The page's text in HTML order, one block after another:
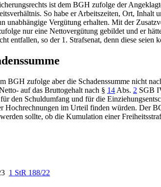
ist dem BGH zufolge der
So habe er Arbeitszeiten, Ort, Inhalt
unabhängige Vergütung erhalten. Mit der
nur eine Nettovergütung gebildet und er
entfallen, so der 1. Strafsenat, denn diese
BGH zufolge aber die Schadenssumme nicht
auf das Bruttogehalt nach § 14 Abs. 2 SGB
den Schuldumfang und für die
Hochrechnungen im Urteil finden würden. Der
sollte, ob die Kumulation einer
1 StR 188/22